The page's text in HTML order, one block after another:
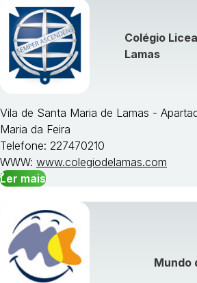
Colégio
Lamas
Vila de Santa Maria de Lamas -
Maria da Feira
Telefone: 227470210
WWW: www.colegiodelamas.com
Ler mais
Mundo